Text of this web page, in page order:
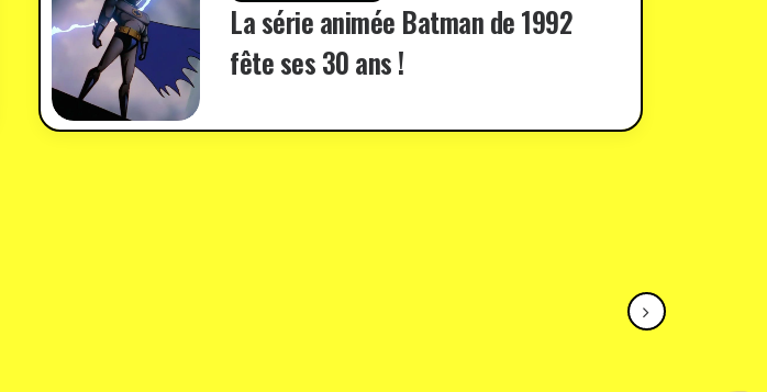
La série animée Batman de 1992
fête ses 30 ans !